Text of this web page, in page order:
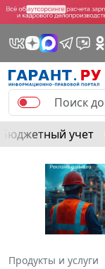
Бюджетный учет
Продукты и услуги